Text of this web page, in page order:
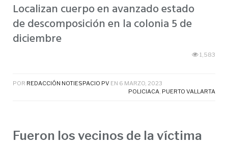
Localizan cuerpo en avanzado estado
de descomposición en la colonia 5 de
diciembre
1,583
POR REDACCIÓN NOTIESPACIO PV EN 6 MARZO, 2023
POLICIACA, PUERTO VALLARTA
Fueron los vecinos de la víctima